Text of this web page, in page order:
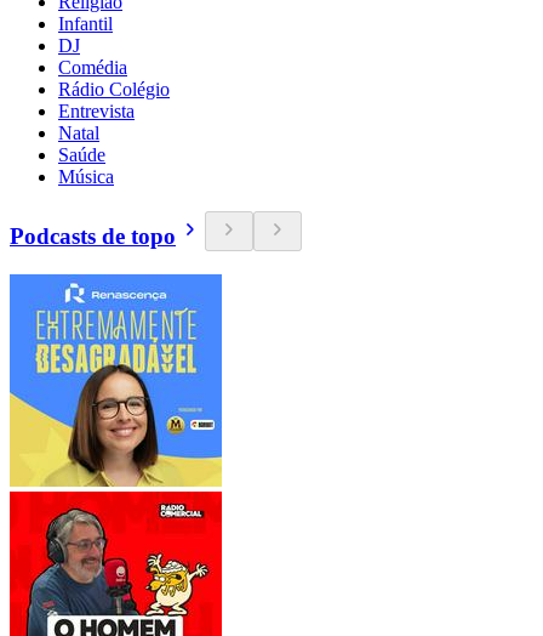
Infantil
DJ
Comédia
Rádio Colégio
Entrevista
Natal
Saúde
Música
Podcasts de topo